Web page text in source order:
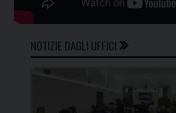
NOTIZIE DAGLI UFFICI